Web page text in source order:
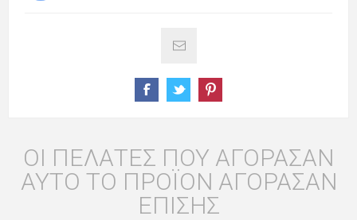
ΟΙ ΠΕΛΆΤΕΣ ΠΟΥ ΑΓΌΡΑΣΑΝ
ΑΥΤΌ ΤΟ ΠΡΟΪΌΝ ΑΓΌΡΑΣΑΝ
ΕΠΊΣΗΣ